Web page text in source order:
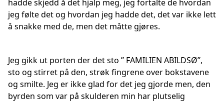
hadde skjedd å det hjalp meg, jeg fortalte de hvordan
jeg følte det og hvordan jeg hadde det, det var ikke lett
å snakke med de, men det måtte gjøres.
Jeg gikk ut porten der det sto ’’ FAMILIEN ABILDSØ’’,
sto og stirret på den, strøk fingrene over bokstavene
og smilte. Jeg er ikke glad for det jeg gjorde men, den
byrden som var på skulderen min har plutselig